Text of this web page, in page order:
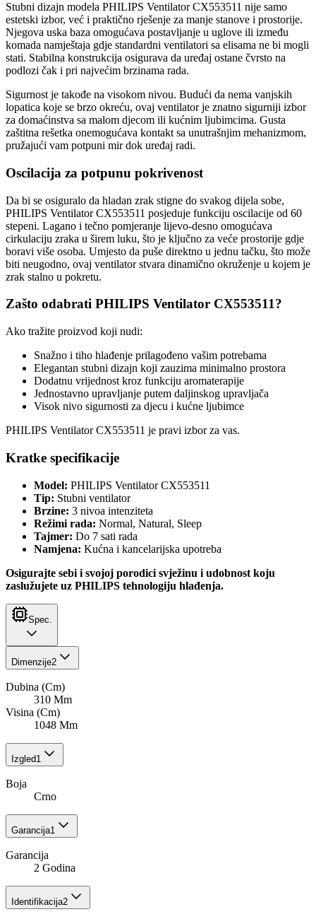
Stubni dizajn modela PHILIPS Ventilator CX553511 nije samo
estetski izbor, već i praktično rješenje za manje stanove i prostorije.
Njegova uska baza omogućava postavljanje u uglove ili između
komada namještaja gdje standardni ventilatori sa elisama ne bi mogli
stati. Stabilna konstrukcija osigurava da uređaj ostane čvrsto na
podlozi čak i pri najvećim brzinama rada.
Sigurnost je takođe na visokom nivou. Budući da nema vanjskih
lopatica koje se brzo okreću, ovaj ventilator je znatno sigurniji izbor
za domaćinstva sa malom djecom ili kućnim ljubimcima. Gusta
zaštitna rešetka onemogućava kontakt sa unutrašnjim mehanizmom,
pružajući vam potpuni mir dok uređaj radi.
Oscilacija za potpunu pokrivenost
Da bi se osiguralo da hladan zrak stigne do svakog dijela sobe,
PHILIPS Ventilator CX553511 posjeduje funkciju oscilacije od 60
stepeni. Lagano i tečno pomjeranje lijevo-desno omogućava
cirkulaciju zraka u širem luku, što je ključno za veće prostorije gdje
boravi više osoba. Umjesto da puše direktno u jednu tačku, što može
biti neugodno, ovaj ventilator stvara dinamično okruženje u kojem je
zrak stalno u pokretu.
Zašto odabrati PHILIPS Ventilator CX553511?
Ako tražite proizvod koji nudi:
Snažno i tiho hlađenje prilagođeno vašim potrebama
Elegantan stubni dizajn koji zauzima minimalno prostora
Dodatnu vrijednost kroz funkciju aromaterapije
Jednostavno upravljanje putem daljinskog upravljača
Visok nivo sigurnosti za djecu i kućne ljubimce
PHILIPS Ventilator CX553511 je pravi izbor za vas.
Kratke specifikacije
Model: PHILIPS Ventilator CX553511
Tip: Stubni ventilator
Brzine: 3 nivoa intenziteta
Režimi rada: Normal, Natural, Sleep
Tajmer: Do 7 sati rada
Namjena: Kućna i kancelarijska upotreba
Osigurajte sebi i svojoj porodici svježinu i udobnost koju
zaslužujete uz PHILIPS tehnologiju hlađenja.
Spec.
Dimenzije2
Dubina (Cm)
310 Mm
Visina (Cm)
1048 Mm
Izgled1
Boja
Crno
Garancija1
Garancija
2 Godina
Identifikacija2